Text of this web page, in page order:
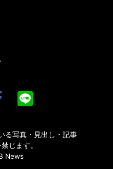
る写真・見出し・記事
じます。
News